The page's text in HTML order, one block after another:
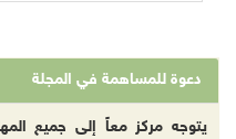
دعوة للمساهمة في المجلة
يتوجه مركز معاً إلى جميع